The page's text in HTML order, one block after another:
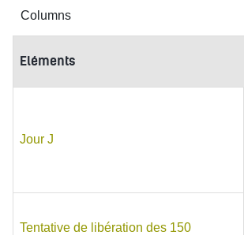
Eléments
Jour J
Tentative de libération des 150